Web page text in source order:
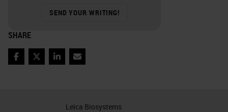
SEND YOUR WRITING!
SHARE
Facebook
TwitterLinkedIn
Email
Leica Biosystems